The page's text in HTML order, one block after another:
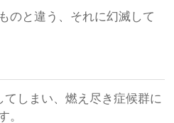
のと違う、それに幻滅して
しまい、燃え尽き症候群に
。